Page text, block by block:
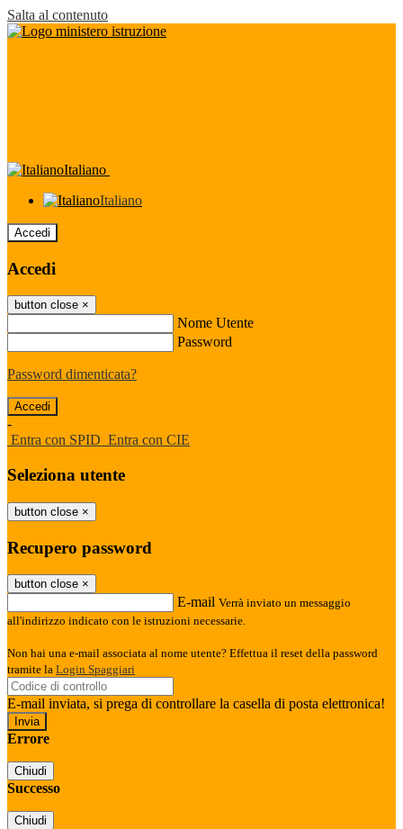
Salta al contenuto
Italiano
Italiano
Accedi
Accedi
button close ×
Nome Utente
Password
Password dimenticata?
-
Entra con SPID Entra con CIE
Seleziona utente
button close ×
Recupero password
button close ×
E-mail Verrà inviato un messaggio
all'indirizzo indicato con le istruzioni necessarie.
Non hai una e-mail associata al nome utente? Effettua il reset della password
tramite la Login Spaggiari
E-mail inviata, si prega di controllare la casella di posta elettronica!
Errore
Chiudi
Successo
Chiudi